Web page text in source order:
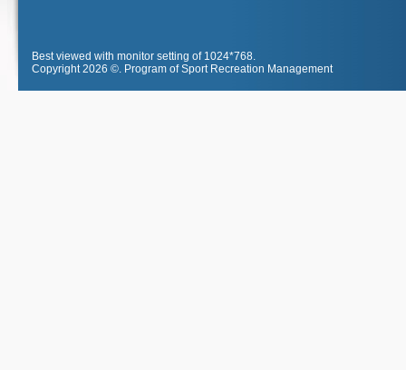
Best viewed with monitor setting of 1024*768.
Copyright 2026 ©. Program of Sport Recreation Management